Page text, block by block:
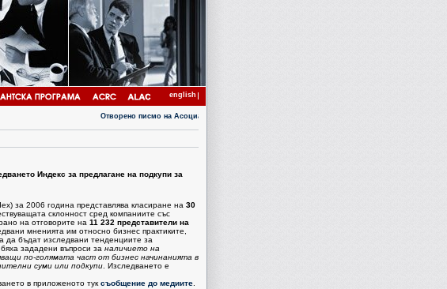
english
Отворено писмо на Асоциация "Прозрачност без граници"
Индекс за предлагане на подкупи за
за 2006 година представлява класиране на 30
склонност сред компаниите със
на отговорите на 11 232 представители на
мненията им относно бизнес практиките,
да бъдат изследвани тенденциите за
зададени въпроси за наличието на
по-голямата част от бизнес начинанията в
суми или подкупи. Изследването е
в приложеното туксъобщение до медиите.